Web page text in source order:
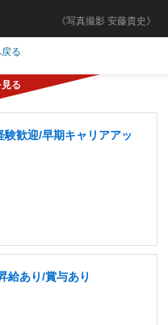
《写真撮影 安藤貴史》
る
験歓迎/早期キャリアアッ
給あり/賞与あり